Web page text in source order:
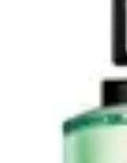
Wakacyjne
Oferty